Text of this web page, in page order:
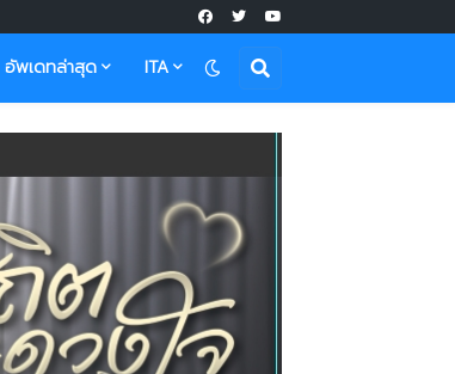
อัพเดทล่าสุด ITA